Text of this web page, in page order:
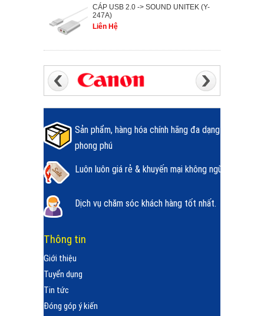
CÁP USB 2.0 -> SOUND UNITEK (Y-
247A)
Liên Hệ
Sản phẩm, hàng hóa chính hãng đa dạng
phong phú
Luôn luôn giá rẻ & khuyến mại không ngừng.
Dịch vụ chăm sóc khách hàng tốt nhất.
Thông tin
Giới thiệu
Tuyển dụng
Tin tức
Đóng góp ý kiến